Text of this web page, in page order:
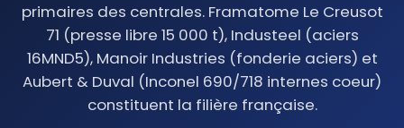
primaires des centrales. Framatome Le Creusot
71 (presse libre 15 000 t), Industeel (aciers
16MND5), Manoir Industries (fonderie aciers) et
Aubert & Duval (Inconel 690/718 internes coeur)
constituent la filière française.